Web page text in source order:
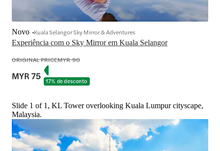
Experiência com o Sky Mirror em Kuala Selangor
Novo Kuala Selangor Sky Mirror & Adventures
ORIGINAL PRICEMYR 90
MYR 75 17% de desconto
Slide 1 of 1, KL Tower overlooking Kuala Lumpur cityscape,
Malaysia.